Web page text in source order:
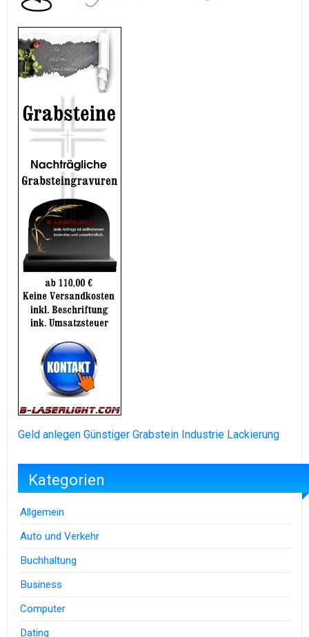
Geld anlegen Günstiger Grabstein Industrie Lackierung
Kategorien
Allgemein
Auto und Verkehr
Buchhaltung
Business
Computer
Dating